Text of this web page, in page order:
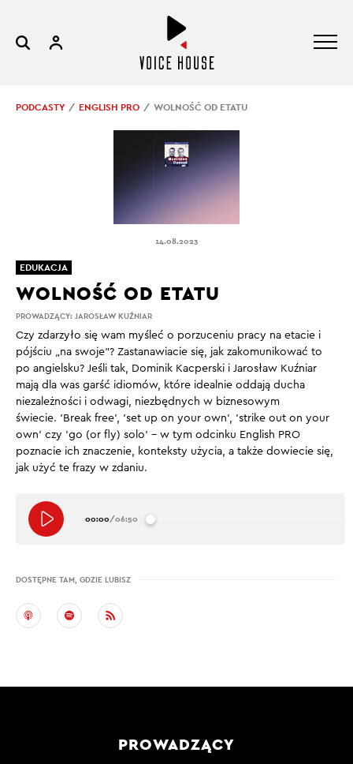
PODCASTY ENGLISH PRO WOLNOŚĆ OD ETATU
14.08.2023
PROWADZĄCY: JAROSŁAW KUŹNIAR
WOLNOŚĆ OD ETATU
Czy zdarzyło się wam myśleć o porzuceniu pracy na etacie i
pójściu „na swoje”? Zastanawiacie się, jak zakomunikować to
po angielsku? Jeśli tak, Dominik Kacperski i Jarosław Kuźniar
mają dla was garść idiomów, które idealnie oddają ducha
niezależności i odwagi, niezbędnych w biznesowym
świecie. 'Break free’, 'set up on your own’, 'strike out on your
own’ czy 'go (or fly) solo’ – w tym odcinku English PRO
poznacie ich znaczenie, konteksty użycia, a także dowiecie się,
jak użyć te frazy w zdaniu.
00:00/06:50
DOSTĘPNE TAM, GDZIE LUBISZ
EDUKACJA
PROWADZĄCY